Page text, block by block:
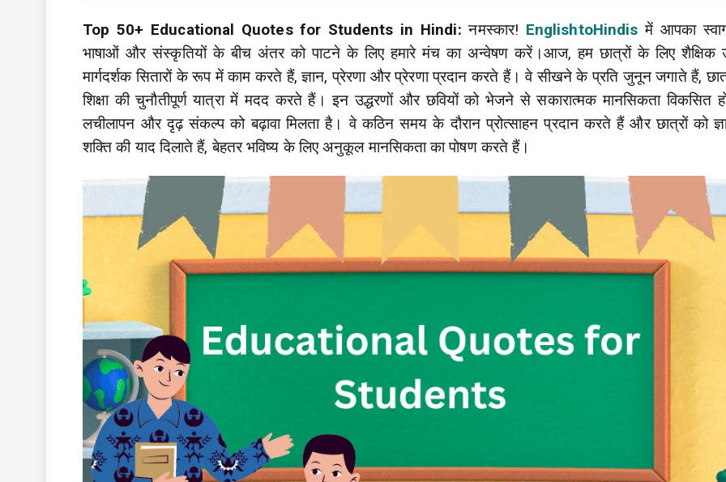
Top 50+ Educational Quotes for Students in Hindi: नमस्कार! EnglishtoHindis में आपका
भाषाओं और संस्कृतियों के बीच अंतर को पाटने के लिए हमारे मंच का अन्वेषण करें।आज, हम छात्रों के लिए शैक्षिक
मार्गदर्शक सितारों के रूप में काम करते हैं, ज्ञान, प्रेरणा और प्रेरणा प्रदान करते हैं। वे सीखने के प्रति जुनून जगाते हैं,
शिक्षा की चुनौतीपूर्ण यात्रा में मदद करते हैं। इन उद्धरणों और छवियों को भेजने से सकारात्मक मानसिकता विकसित
लचीलापन और दृढ़ संकल्प को बढ़ावा मिलता है। वे कठिन समय के दौरान प्रोत्साहन प्रदान करते हैं और छात्रों को
शक्ति की याद दिलाते हैं, बेहतर भविष्य के लिए अनुकूल मानसिकता का पोषण करते हैं।